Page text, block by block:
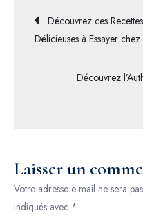
l’article
Découvrez ces
Délicieuses à Essayer chez
Découvrez
Laisser un
Votre adresse e-mail ne sera
indiqués avec *